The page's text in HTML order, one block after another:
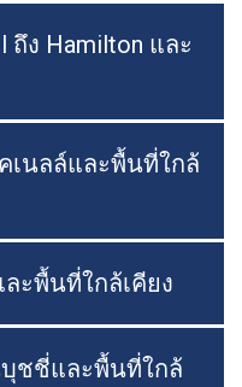
ง Hamilton และ
นลล์และพื้นที่ใกล้
ะพื้นที่ใกล้เคียง
ชชี่และพื้นที่ใกล้